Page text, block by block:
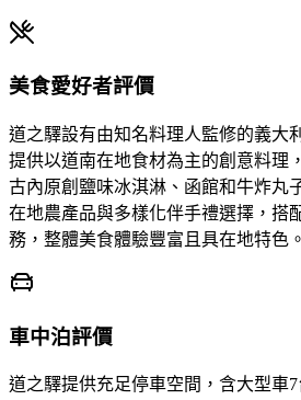
美食愛好者評價
道之驛設有由知名料理人監修的義大
提供以道南在地食材為主的創意料理
古內原創鹽味冰淇淋、函館和牛炸丸
在地農產品與多樣化伴手禮選擇，搭
務，整體美食體驗豐富且具在地特色。
車中泊評價
道之驛提供充足停車空間，含大型車